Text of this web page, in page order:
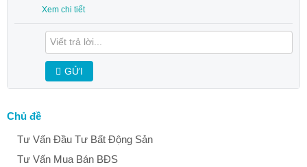
Chủ đề
Tư Vấn Đầu Tư Bất Động Sản
Tư Vấn Mua Bán BĐS
Xem chi tiết
GỬI